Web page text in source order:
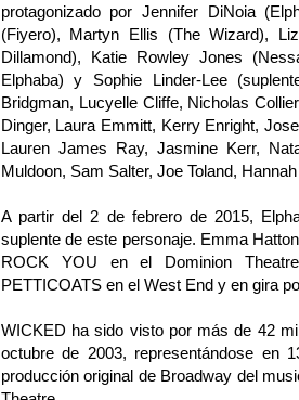
protagonizado por Jennifer DiNoia
(Fiyero), Martyn Ellis (The Wizard),
Dillamond), Katie Rowley Jones
Elphaba) y Sophie Linder-Lee
Bridgman, Lucyelle Cliffe, Nicholas
Dinger, Laura Emmitt, Kerry Enright,
Lauren James Ray, Jasmine Kerr,
Muldoon, Sam Salter, Joe Toland,
A partir del 2 de febrero de 2015,
suplente de este personaje. Emma
ROCK YOU en el Dominion
PETTICOATS en el West End y en gira
WICKED ha sido visto por más de 42
octubre de 2003, representándose en
producción original de Broadway del